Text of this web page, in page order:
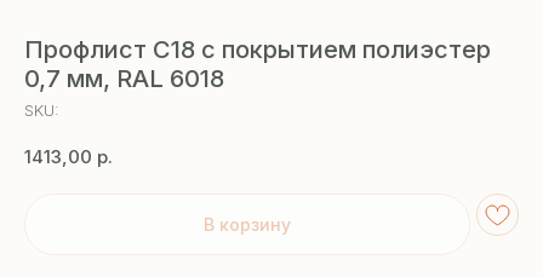
Профлист C18 с покрытием полиэстер
0,7 мм, RAL 6018
SKU:
1413,00 р.
В корзину